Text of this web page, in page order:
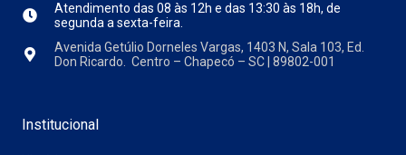
Atendimento das 08 às 12h e das 13:30 às 18h, de
segunda a sexta-feira.
Avenida Getúlio Dorneles Vargas, 1403 N, Sala 103, Ed.
Don Ricardo. Centro – Chapecó – SC | 89802-001
Institucional